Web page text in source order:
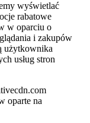
wyświetlać
rabatowe
w oparciu o
i zakupów
użytkownika
usług stron
oparte na